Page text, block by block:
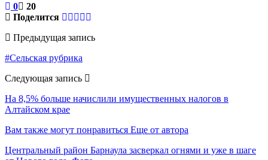
0
20
Поделится
Предыдущая запись
#Сельская рубрика
Следующая запись
На 8,5% больше начислили имущественных налогов в
Алтайском крае
Вам также могут понравиться Еще от автора
Центральный район Барнаула засверкал огнями и уже в шаге